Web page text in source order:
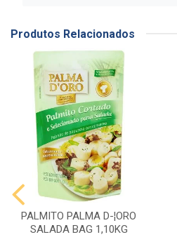
Produtos Relacionados
PALMITO PALMA D-¦ORO
SALADA BAG 1,10KG